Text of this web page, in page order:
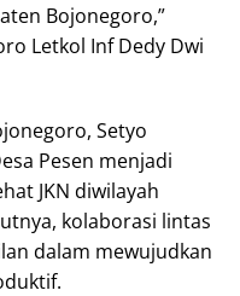
Bojonegoro,”
Letkol Inf Dedy Dwi
Setyo
Pesen menjadi
JKN diwilayah
kolaborasi lintas
dalam mewujudkan